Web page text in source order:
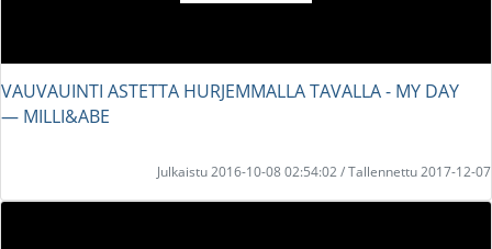
VAUVAUINTI ASTETTA HURJEMMALLA TAVALLA - MY DAY
― MILLI&ABE
Julkaistu 2016-10-08 02:54:02 / Tallennettu 2017-12-07